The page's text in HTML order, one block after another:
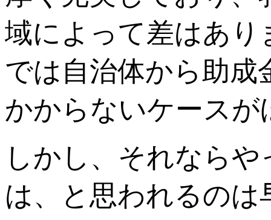
域によって差はあ
では自治体から助
かからないケース
しかし、それなら
は、と思われるのは